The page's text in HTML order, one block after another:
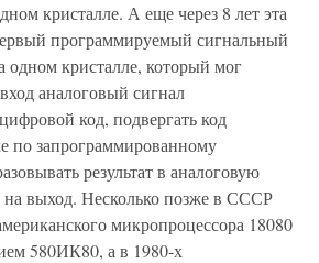
кристалле. А еще через 8 лет эта
программируемый сигнальный
одном кристалле, который мог
аналоговый сигнал
код, подвергать код
по запрограммированному
результат в аналоговую
на выход. Несколько позже в СССР
микропроцессора 18080
580ИК80, а в 1980-х